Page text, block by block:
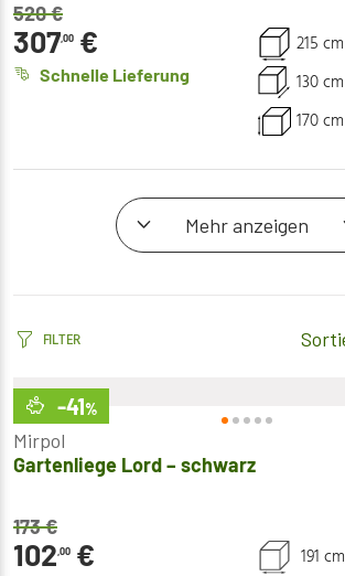
520€
307,00 €
Schnelle Lieferung
215 cm
130 cm
170 cm
Mehr anzeigen
FILTER
-41%
Mirpol
Gartenliege Lord – schwarz
173€
102,00 €
191 cm